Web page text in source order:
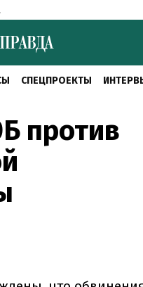
СПЕЦПРОЕКТЫ
против